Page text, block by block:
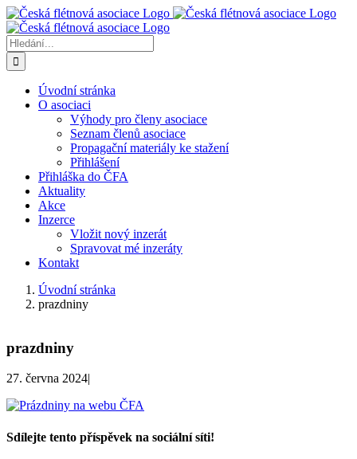
Přeskočit
na
obsah
Hledat:
Úvodní stránka
O asociaci
Výhody pro členy asociace
Seznam členů asociace
Propagační materiály ke stažení
Přihlášení
Přihláška do ČFA
Aktuality
Akce
Inzerce
Vložit nový inzerát
Spravovat mé inzeráty
Kontakt
Úvodní stránka
prazdniny
prazdniny
27. června 2024|
Sdílejte tento příspěvek na sociální síti!